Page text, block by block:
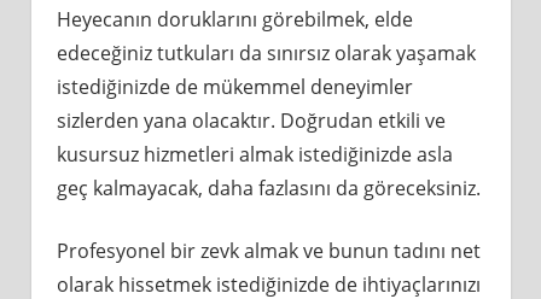
Heyecanın doruklarını görebilmek, elde
edeceğiniz tutkuları da sınırsız olarak yaşamak
istediğinizde de mükemmel deneyimler
sizlerden yana olacaktır. Doğrudan etkili ve
kusursuz hizmetleri almak istediğinizde asla
geç kalmayacak, daha fazlasını da göreceksiniz.
Profesyonel bir zevk almak ve bunun tadını net
olarak hissetmek istediğinizde de ihtiyaçlarınızı